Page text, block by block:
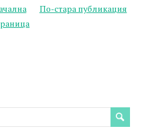
По-стара публикация